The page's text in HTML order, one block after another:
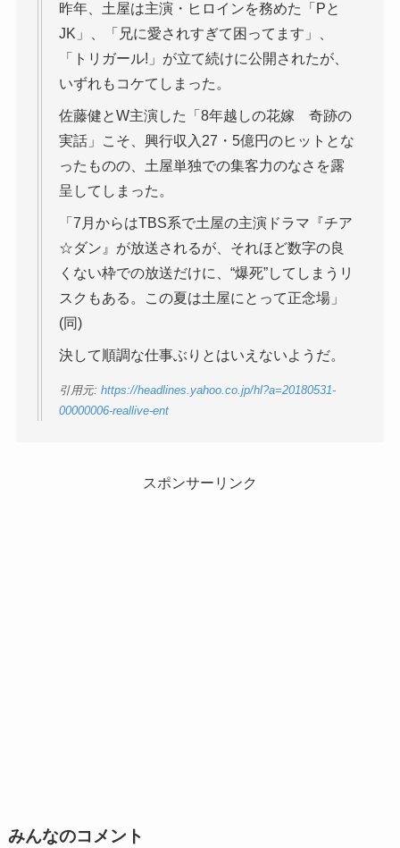
昨年、土屋は主演・ヒロインを務めた「Pと
JK」、「兄に愛されすぎて困ってます」、
「トリガール!」が立て続けに公開されたが、
いずれもコケてしまった。
佐藤健とW主演した「8年越しの花嫁 奇跡の
実話」こそ、興行収入27・5億円のヒットとな
ったものの、土屋単独での集客力のなさを露
呈してしまった。
「7月からはTBS系で土屋の主演ドラマ『チア
☆ダン』が放送されるが、それほど数字の良
くない枠での放送だけに、“爆死”してしまうリ
スクもある。この夏は土屋にとって正念場」
(同)
決して順調な仕事ぶりとはいえないようだ。
引用元: https://headlines.yahoo.co.jp/hl?a=20180531-
00000006-reallive-ent
スポンサーリンク
みんなのコメント